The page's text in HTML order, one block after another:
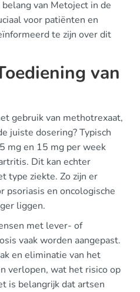
van Metoject in de
voor patiënten en
te zijn over dit
van
gebruik van methotrexaat,
juiste dosering? Typisch
mg en 15 mg per week
Dit kan echter
type ziekte. Zo zijn er
psoriasis en oncologische
liggen.
met lever- of
vaak worden aangepast.
en eliminatie van het
verlopen, wat het risico op
is belangrijk dat artsen